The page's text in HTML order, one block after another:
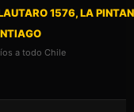
1576, LA
a todo Chile